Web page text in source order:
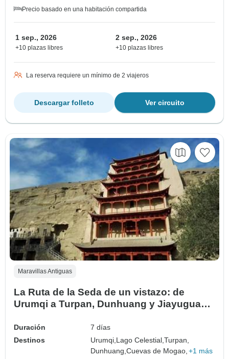
Precio basado en una habitación compartida
1 sep., 2026
+10 plazas libres
2 sep., 2026
+10 plazas libres
La reserva requiere un mínimo de 2 viajeros
Ver circuito
Descargar folleto
Maravillas Antiguas
La Ruta de la Seda de un vistazo: de
Urumqi a Turpan, Dunhuang y Jiayuguan
Duración
7 días
Destinos
Urumqi,Lago Celestial,Turpan,
Dunhuang,Cuevas de Mogao, +1 más